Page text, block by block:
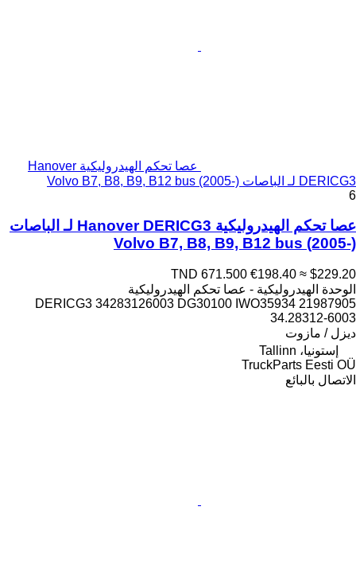
عصا تحكم الهيدروليكية Hanover
DERICG3 لـ الباصات Volvo B7, B8, B9, B12 bus (2005-)
6
عصا تحكم الهيدروليكية Hanover DERICG3 لـ الباصات
Volvo B7, B8, B9, B12 bus (2005-)
TND 671.500 €198.40 ≈ $229.20
الوحدة الهيدروليكية - عصا تحكم الهيدروليكية
DERICG3 34283126003 DG30100 IWO35934 21987905
34.28312-6003
ديزل / مازوت
إستونيا، Tallinn
TruckParts Eesti OÜ
الاتصال بالبائع